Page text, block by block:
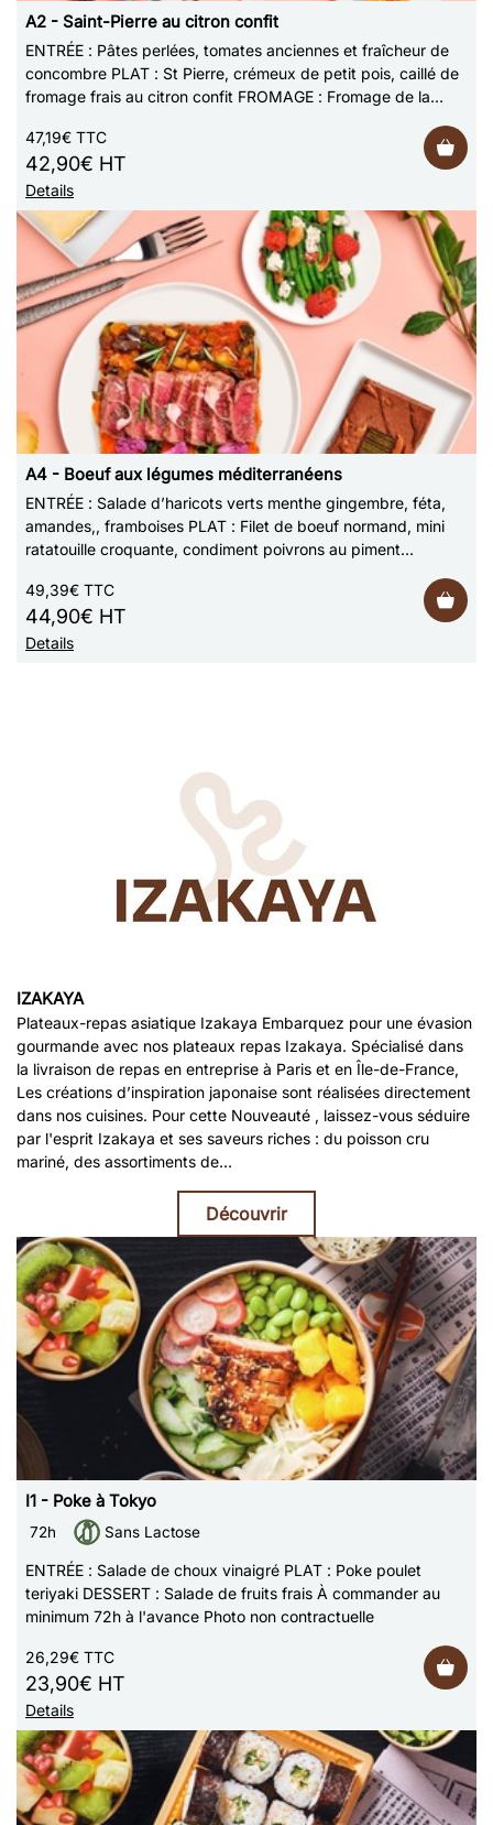
A2 - Saint-Pierre au citron confit
ENTRÉE : Pâtes perlées, tomates anciennes et fraîcheur de
concombre PLAT : St Pierre, crémeux de petit pois, caillé de
fromage frais au citron confit FROMAGE : Fromage de la
47,19€ TTC
42,90€ HT
Details
A4 - Boeuf aux légumes méditerranéens
ENTRÉE : Salade d’haricots verts menthe gingembre, féta,
amandes,, framboises PLAT : Filet de boeuf normand, mini
ratatouille croquante, condiment poivrons au piment
49,39€ TTC
44,90€ HT
Details
IZAKAYA
Plateaux-repas asiatique Izakaya Embarquez pour une évasion
gourmande avec nos plateaux repas Izakaya. Spécialisé dans
la livraison de repas en entreprise à Paris et en Île-de-France,
Les créations d’inspiration japonaise sont réalisées directement
dans nos cuisines. Pour cette Nouveauté , laissez-vous séduire
par l'esprit Izakaya et ses saveurs riches : du poisson cru
mariné, des assortiments de…
Découvrir
I1 - Poke à Tokyo
72h Sans Lactose
ENTRÉE : Salade de choux vinaigré PLAT : Poke poulet
teriyaki DESSERT : Salade de fruits frais À commander au
minimum 72h à l'avance Photo non contractuelle
26,29€ TTC
23,90€ HT
Details